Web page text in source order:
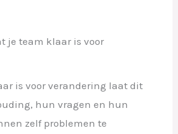
je team klaar is voor
is voor verandering laat dit
hun vragen en hun
zelf problemen te